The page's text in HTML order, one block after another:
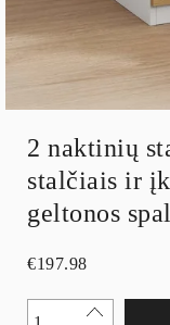
2 naktinių
stalčiais ir
geltonos
€197.98